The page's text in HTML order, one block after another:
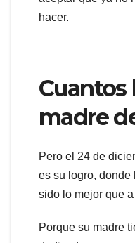
hacer.
Cuantos
madre
Pero el 24 de
es su logro, donde
sido lo mejor que
Porque su madre